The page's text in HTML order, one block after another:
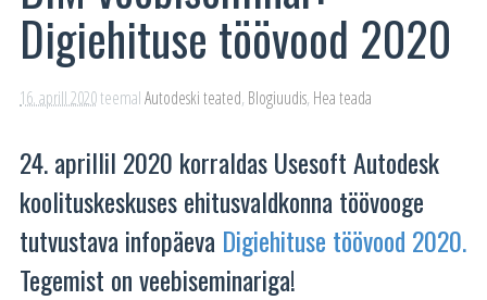
Digiehituse töövood 2020
16. aprill 2020teemalAutodeski teated, Blogiuudis, Hea teada
24. aprillil 2020 korraldas Usesoft Autodesk
koolituskeskuses ehitusvaldkonna töövooge
tutvustava infopäeva Digiehituse töövood 2020.
Tegemist on veebiseminariga!